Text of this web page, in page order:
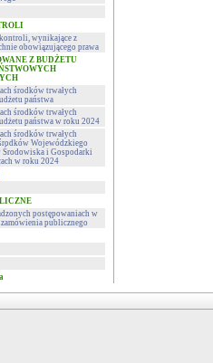
wynikające z
obowiązującego prawa
Z BUDŻETU
środków trwałych
państwa
środków trwałych
państwa w roku 2024
środków trwałych
Wojewódzkiego
Środowiska i Gospodarki
w roku 2024
postępowaniach w
publicznego